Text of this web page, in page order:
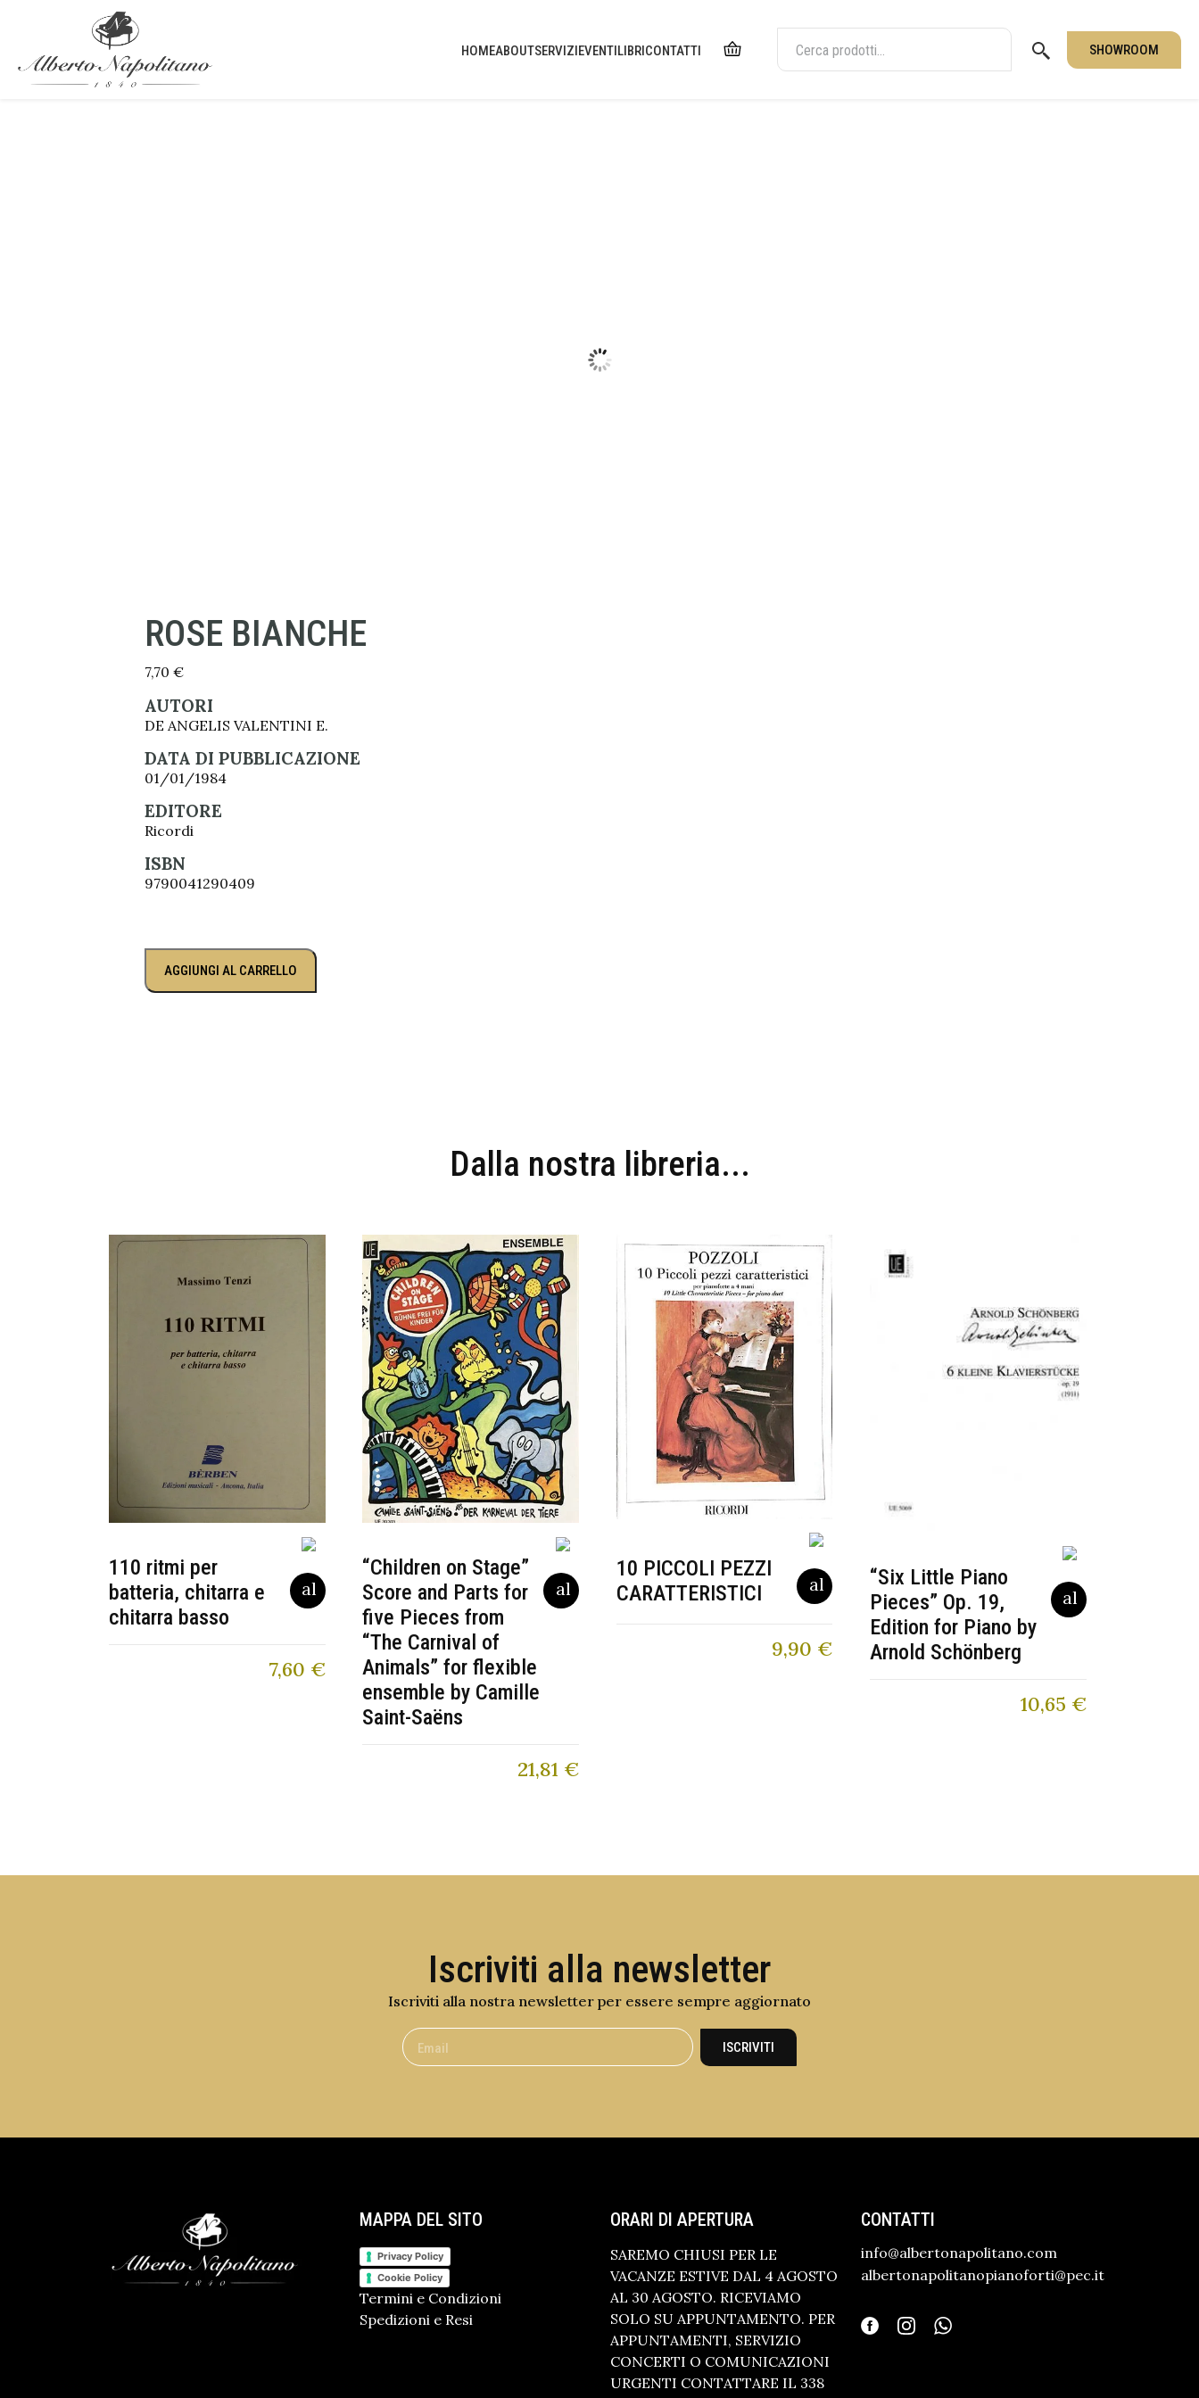
HOMEABOUTSERVIZIEVENTILIBRICONTATTI SHOWROOM
ROSE BIANCHE
7,70 €
AUTORI
DE ANGELIS VALENTINI E.
DATA DI PUBBLICAZIONE
01/01/1984
EDITORE
Ricordi
ISBN
9790041290409
AGGIUNGI AL CARRELLO
Dalla nostra libreria...
110 ritmi per
batteria, chitarra e
chitarra basso
7,60 €
“Children on Stage”
Score and Parts for
five Pieces from
“The Carnival of
Animals” for flexible
ensemble by Camille
Saint-Saëns
21,81 €
10 PICCOLI PEZZI
CARATTERISTICI
9,90 €
“Six Little Piano
Pieces” Op. 19,
Edition for Piano by
Arnold Schönberg
10,65 €
Iscriviti alla newsletter
Iscriviti alla nostra newsletter per essere sempre aggiornato
ISCRIVITI
MAPPA DEL SITO
Privacy Policy
Cookie Policy
Termini e Condizioni
Spedizioni e Resi
ORARI DI APERTURA
SAREMO CHIUSI PER LE
VACANZE ESTIVE DAL 4 AGOSTO
AL 30 AGOSTO. RICEVIAMO
SOLO SU APPUNTAMENTO. PER
APPUNTAMENTI, SERVIZIO
CONCERTI O COMUNICAZIONI
URGENTI CONTATTARE IL 338
CONTATTI
info@albertonapolitano.com
albertonapolitanopianoforti@pec.it